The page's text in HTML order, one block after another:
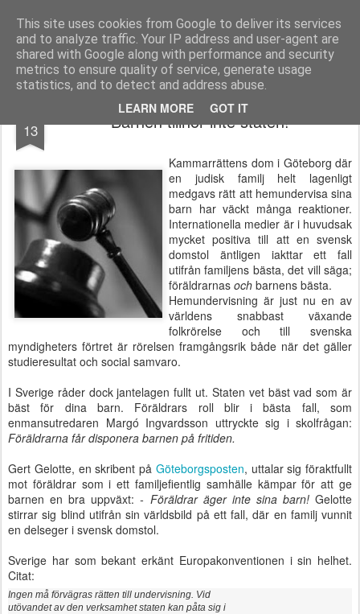
This site uses cookies from Google to deliver its services
and to analyze traffic. Your IP address and user-agent are
shared with Google along with performance and security
metrics to ensure quality of service, generate usage
statistics, and to detect and address abuse.
LEARN MORE GOT IT
berno.se
Startsida
13 Barnen tillhör inte staten!
Kammarrättens dom i Göteborg där
en judisk familj helt lagenligt
medgavs rätt att hemundervisa sina
barn har väckt många reaktioner.
Internationella medier är i huvudsak
mycket positiva till att en svensk
domstol äntligen iakttar ett fall
utifrån familjens bästa, det vill säga;
föräldrarnas och barnens bästa.
Hemundervisning är just nu en av
världens snabbast växande
folkrörelse och till svenska
myndigheters förtret är rörelsen framgångsrik både när det gäller
studieresultat och social samvaro.
I Sverige råder dock jantelagen fullt ut. Staten vet bäst vad som är
bäst för dina barn. Föräldrars roll blir i bästa fall, som
enmansutredaren Margó Ingvardsson uttryckte sig i skolfrågan:
Föräldrarna får disponera barnen på fritiden.
Gert Gelotte, en skribent på Göteborgsposten, uttalar sig föraktfullt
mot föräldrar som i ett familjefientlig samhälle kämpar för att ge
barnen en bra uppväxt:- Föräldrar äger inte sina barn!Gelotte
stirrar sig blind utifrån sin världsbild på ett fall, där en familj vunnit
en delseger i svensk domstol.
Sverige har som bekant erkänt Europakonventionen i sin helhet.
Citat:
Ingen må förvägras rätten till undervisning. Vid
utövandet av den verksamhet staten kan påta sig i